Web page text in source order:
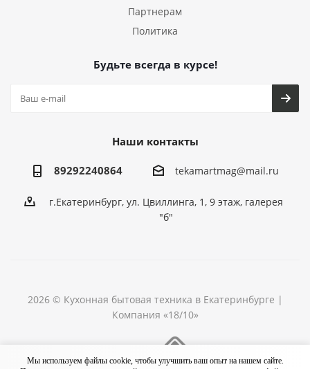
Партнерам
Политика
Будьте всегда в курсе!
Наши контакты
89292240864 tekamartmag@mail.ru
г.Екатеринбург, ул. Цвиллинга, 1, 9 этаж, галерея
"б"
2026 © Кухонная бытовая техника в Екатеринбурге |
Компания «18/10»
Мы используем файлы cookie, чтобы улучшить ваш опыт на нашем сайте.